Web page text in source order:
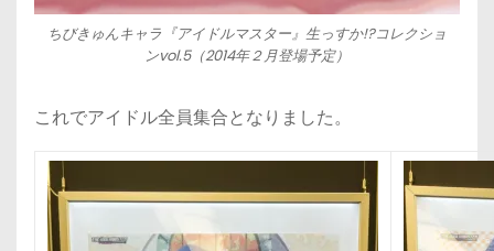
ちびきゅんキャラ『アイドルマスター』生っすか!?コレクショ
ンvol.5（2014年２月登場予定）
これでアイドル全員集合となりました。